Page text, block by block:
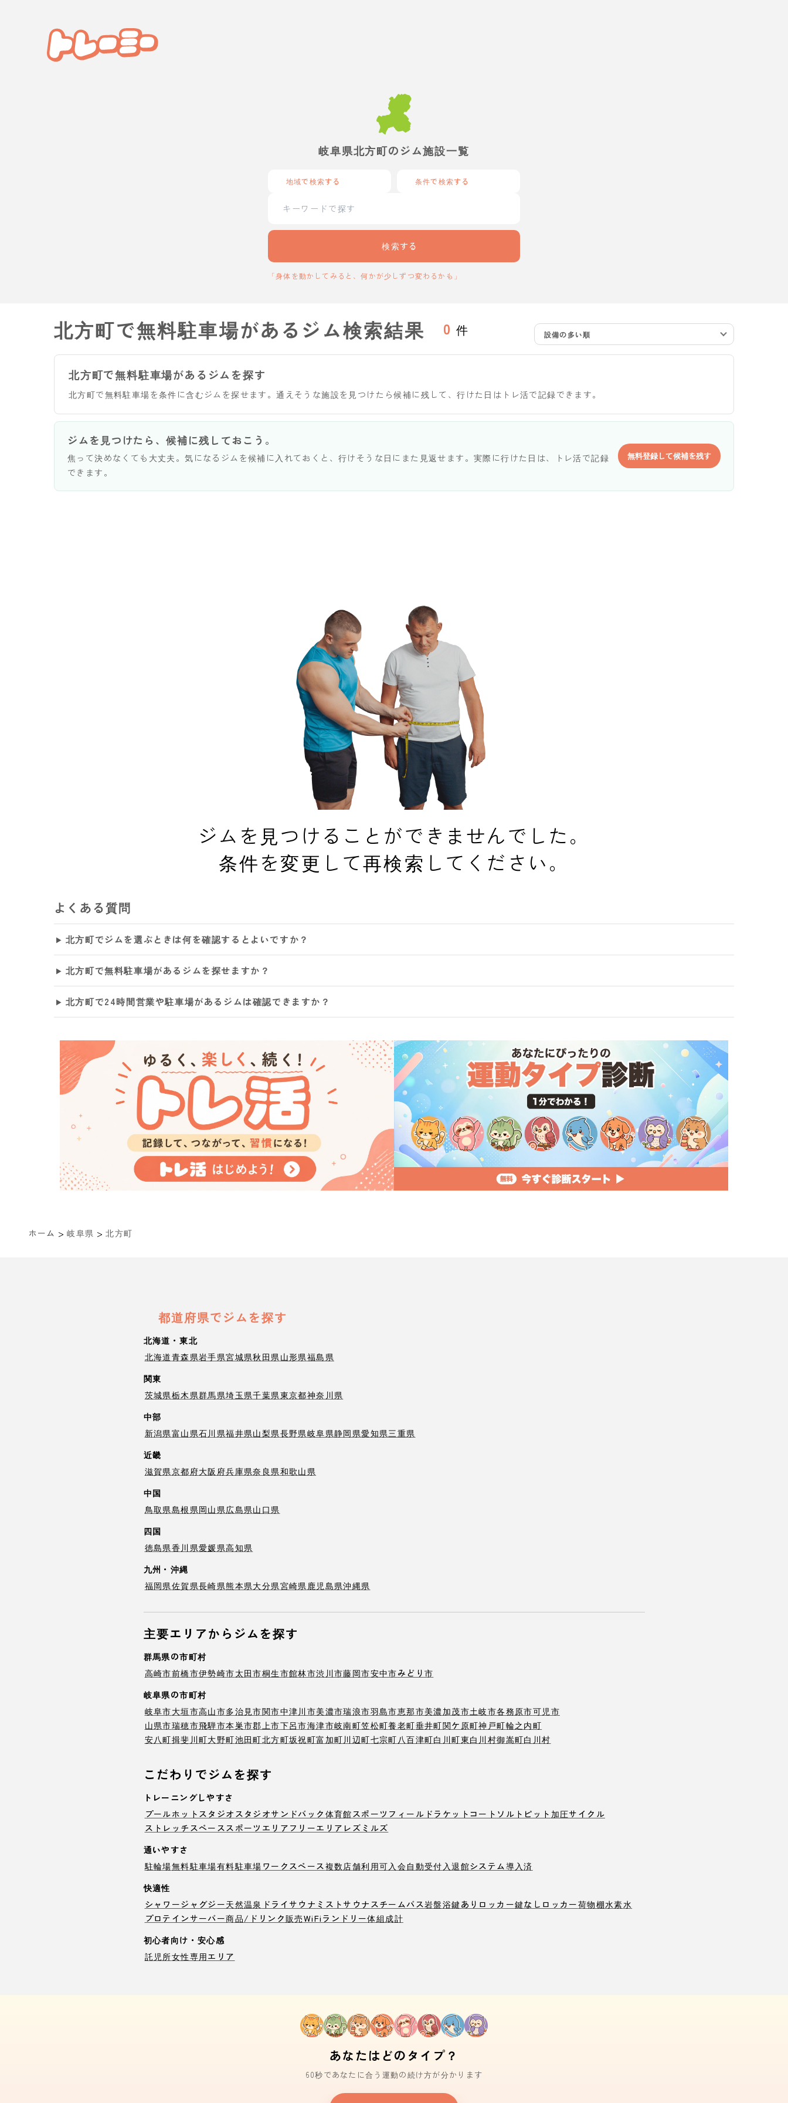
岐阜県北方町のジム施設一覧
地域で検索する 条件で検索する
検索する
「身体を動かしてみると、何かが少しずつ変わるかも」
北方町で無料駐車場があるジム検索結果 0 件 設備の多い順
北方町で無料駐車場があるジムを探す
北方町で無料駐車場を条件に含むジムを探せます。通えそうな施設を見つけたら候補に残して、行けた日はトレ活で記録できます。
ジムを見つけたら、候補に残しておこう。
焦って決めなくても大丈夫。気になるジムを候補に入れておくと、行けそうな日にまた見返せます。実際に行けた日は、トレ活で記録
できます。
無料登録して候補を残す
ジムを見つけることができませんでした。
条件を変更して再検索してください。
よくある質問
北方町でジムを選ぶときは何を確認するとよいですか？
北方町で無料駐車場があるジムを探せますか？
北方町で24時間営業や駐車場があるジムは確認できますか？
ホーム > 岐阜県 > 北方町
都道府県でジムを探す
北海道・東北
北海道青森県岩手県宮城県秋田県山形県福島県
関東
茨城県栃木県群馬県埼玉県千葉県東京都神奈川県
中部
新潟県富山県石川県福井県山梨県長野県岐阜県静岡県愛知県三重県
近畿
滋賀県京都府大阪府兵庫県奈良県和歌山県
中国
鳥取県島根県岡山県広島県山口県
四国
徳島県香川県愛媛県高知県
九州・沖縄
福岡県佐賀県長崎県熊本県大分県宮崎県鹿児島県沖縄県
主要エリアからジムを探す
群馬県の市町村
高崎市前橋市伊勢崎市太田市桐生市館林市渋川市藤岡市安中市みどり市
岐阜県の市町村
岐阜市大垣市高山市多治見市関市中津川市美濃市瑞浪市羽島市恵那市美濃加茂市土岐市各務原市可児市
山県市瑞穂市飛騨市本巣市郡上市下呂市海津市岐南町笠松町養老町垂井町関ケ原町神戸町輪之内町
安八町揖斐川町大野町池田町北方町坂祝町富加町川辺町七宗町 八百津町白川町東白川村御嵩町白川村
こだわりでジムを探す
トレーニングしやすさ
プールホットスタジオ スタジオサンドバック 体育館スポーツフィールド ラケットコート ソルトピット 加圧サイクル
ストレッチスペーススポーツエリア フリーエリア レズミルズ
通いやすさ
駐輪場無料駐車場有料駐車場 ワークスペース複数店舗利用可入会自動受付 入退館システム導入済
快適性
シャワージャグジー天然温泉 ドライサウナ ミストサウナ スチームバス岩盤浴鍵ありロッカー鍵なしロッカー荷物棚水素水
プロテインサーバー商品/ドリンク販売WiFi ランドリー体組成計
初心者向け・安心感
託児所女性専用エリア
あなたはどのタイプ？
60秒であなたに合う運動の続け方が分かります